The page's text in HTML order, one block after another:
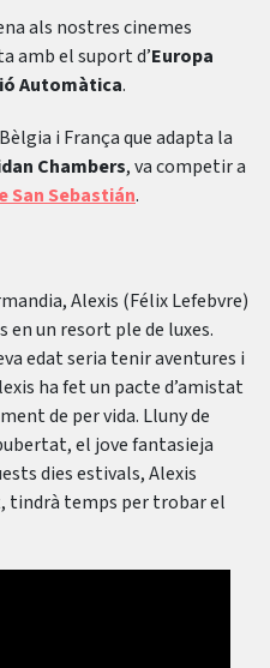
als nostres cinemes
amb el suport d’Europa
Automàtica.
i França que adapta la
Chambers, va competir a
San Sebastián.
Alexis (Félix Lefebvre)
en un resort ple de luxes.
edat seria tenir aventures i
ha fet un pacte d’amistat
de per vida. Lluny de
el jove fantasieja
dies estivals, Alexis
tindrà temps per trobar el